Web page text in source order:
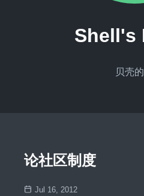
Shell's
贝壳
论社区制度
Jul 16, 2012